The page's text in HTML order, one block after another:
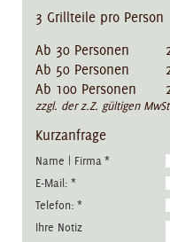
3 Grillteile pro Person
Ab 30 Personen
Ab 50 Personen
Ab 100 Personen
zzgl. der z.Z. gültigen
Kurzanfrage
Name | Firma *
E-Mail: *
Telefon: *
Ihre Notiz